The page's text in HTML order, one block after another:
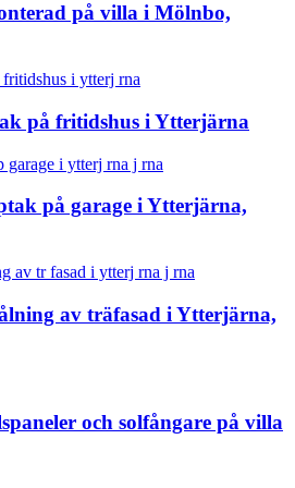
på villa i Mölnbo,
på fritidshus i Ytterjärna
på garage i Ytterjärna,
av träfasad i Ytterjärna,
och solfångare på villa